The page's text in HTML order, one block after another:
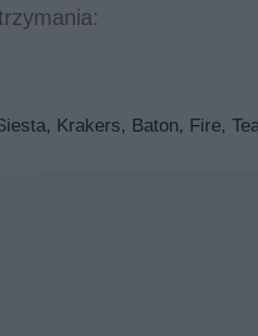
Krakers, Baton, Fire,